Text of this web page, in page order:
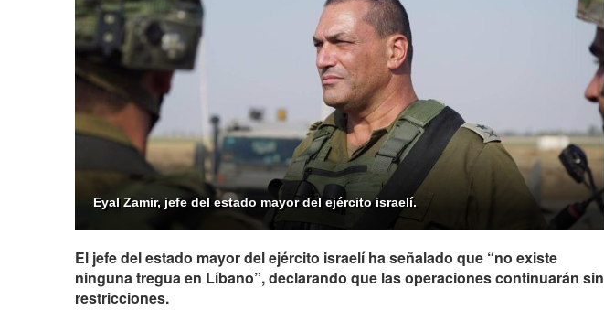
Eyal Zamir, jefe del estado mayor del ejército israelí.
El jefe del estado mayor del ejército israelí ha señalado que “no existe
ninguna tregua en Líbano”, declarando que las operaciones continuarán sin
restricciones.